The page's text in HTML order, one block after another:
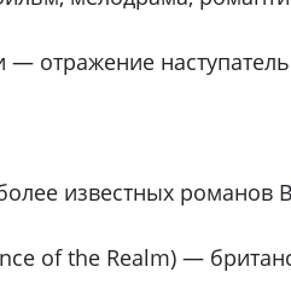
отражение
известных романов
of the Realm) —